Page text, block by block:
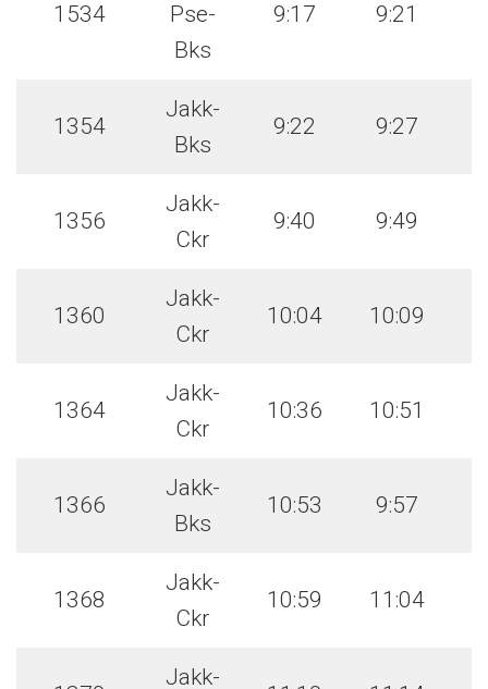
1534
Pse-
Bks
9:17 9:21
1354
Jakk-
Bks
9:22 9:27
1356
Jakk-
Ckr
9:40 9:49
1360
Jakk-
Ckr
10:04 10:09
1364
Jakk-
Ckr
10:36 10:51
1366
Jakk-
Bks
10:53 9:57
1368
Jakk-
Ckr
10:59 11:04
Jakk-